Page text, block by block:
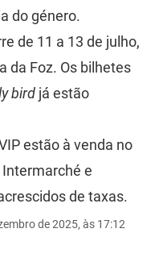
do género.
de 11 a 13 de julho,
da Foz. Os bilhetes
bird já estão
estão à venda no
e
de taxas.
de 2025, às 17:12